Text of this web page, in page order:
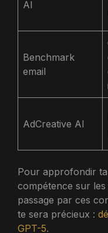
AI
Benchmark
email
AdCreative AI
Pour approfondir
compétence sur
passage par ces
te sera précieux :
GPT-5.